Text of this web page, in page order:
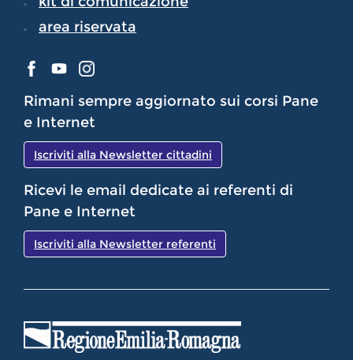
area riservata
Rimani sempre aggiornato sui corsi Pane
e Internet
Iscriviti alla Newsletter cittadini
Ricevi le email dedicate ai referenti di
Pane e Internet
Iscriviti alla Newsletter referenti